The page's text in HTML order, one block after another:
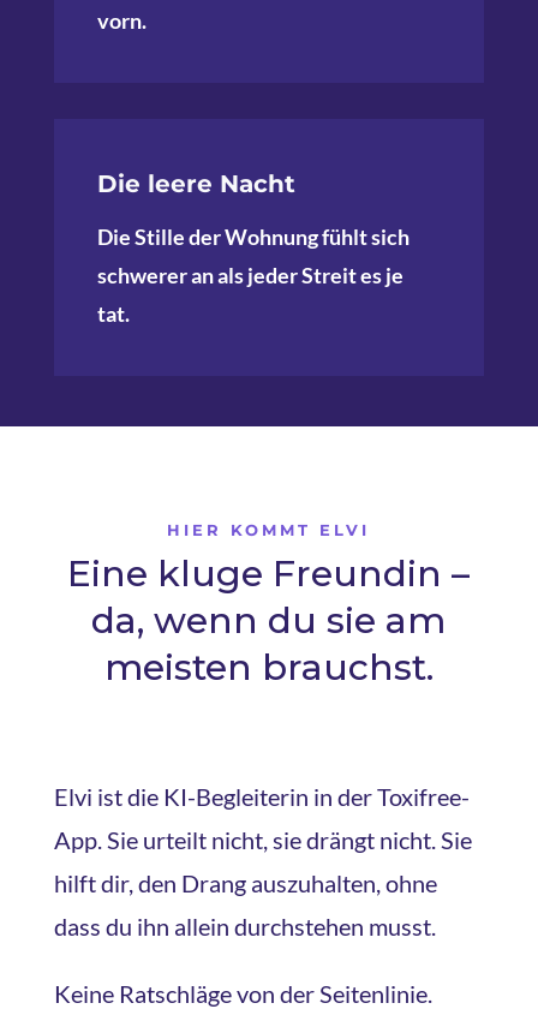
vorn.
Die leere Nacht
Die Stille der Wohnung fühlt sich
schwerer an als jeder Streit es je
tat.
HIER KOMMT ELVI
Eine kluge Freundin –
da, wenn du sie am
meisten brauchst.
Elvi ist die KI-Begleiterin in der Toxifree-
App. Sie urteilt nicht, sie drängt nicht. Sie
hilft dir, den Drang auszuhalten, ohne
dass du ihn allein durchstehen musst.
Keine Ratschläge von der Seitenlinie.